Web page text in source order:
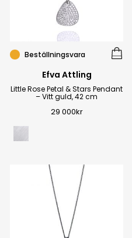
Beställningsvara
Efva Attling
Little Rose Petal & Stars Pendant
– Vitt guld, 42 cm
29 000kr